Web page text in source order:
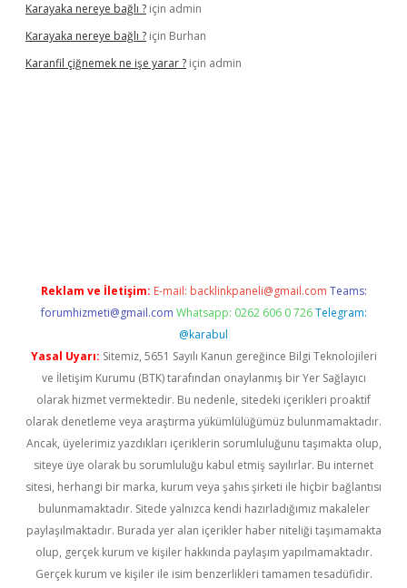
Karayaka nereye bağlı ? için admin
Karayaka nereye bağlı ? için Burhan
Karanfil çiğnemek ne işe yarar ? için admin
Reklam ve İletişim: E-mail: backlinkpaneli@gmail.com Teams:
forumhizmeti@gmail.com Whatsapp: 0262 606 0 726 Telegram:
@karabul
Yasal Uyarı: Sitemiz, 5651 Sayılı Kanun gereğince Bilgi Teknolojileri
ve İletişim Kurumu (BTK) tarafından onaylanmış bir Yer Sağlayıcı
olarak hizmet vermektedir. Bu nedenle, sitedeki içerikleri proaktif
olarak denetleme veya araştırma yükümlülüğümüz bulunmamaktadır.
Ancak, üyelerimiz yazdıkları içeriklerin sorumluluğunu taşımakta olup,
siteye üye olarak bu sorumluluğu kabul etmiş sayılırlar. Bu internet
sitesi, herhangi bir marka, kurum veya şahıs şirketi ile hiçbir bağlantısı
bulunmamaktadır. Sitede yalnızca kendi hazırladığımız makaleler
paylaşılmaktadır. Burada yer alan içerikler haber niteliği taşımamakta
olup, gerçek kurum ve kişiler hakkında paylaşım yapılmamaktadır.
Gerçek kurum ve kişiler ile isim benzerlikleri tamamen tesadüfidir.